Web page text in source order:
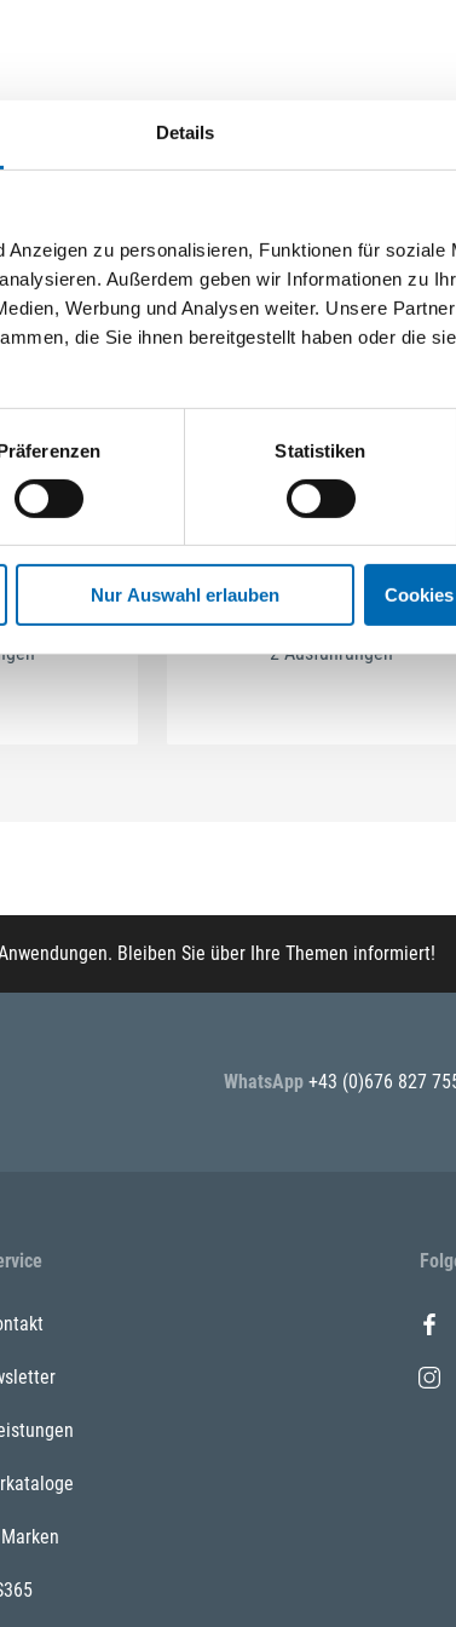
Details
zu personalisieren, Funktionen für soziale
Außerdem geben wir Informationen zu
Werbung und Analysen weiter. Unsere
die Sie ihnen bereitgestellt haben oder die
Statistiken
Nur Auswahl erlauben
für
Senkkopf
Pohl
Zierscheiben verzinkt
2 Ausführungen
Bleiben Sie über Ihre Themen informiert!
WhatsApp +43 (0)676 827